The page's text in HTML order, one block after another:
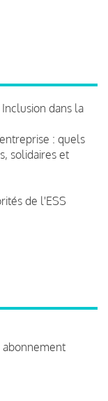
dans la
: quels
solidaires et
de l'ESS
abonnement